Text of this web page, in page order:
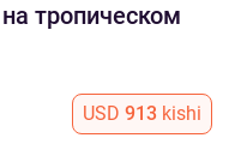
тропическом
USD 913 kishi